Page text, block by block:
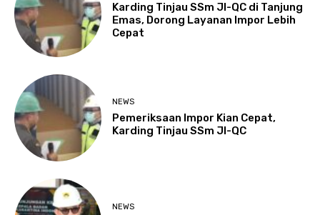
Karding Tinjau SSm JI-QC di Tanjung
Emas, Dorong Layanan Impor Lebih
Cepat
NEWS
Pemeriksaan Impor Kian Cepat,
Karding Tinjau SSm JI-QC
NEWS